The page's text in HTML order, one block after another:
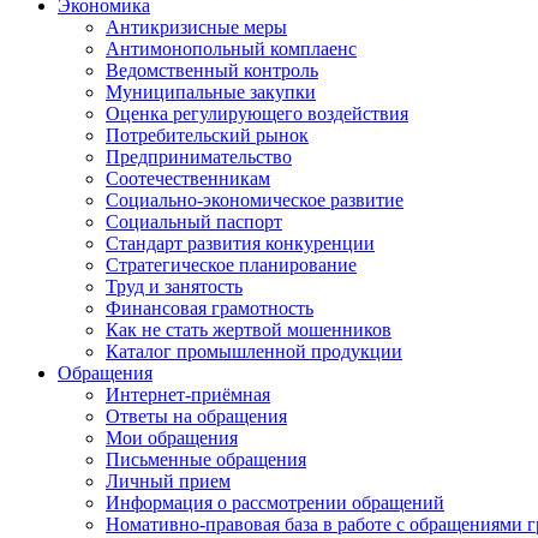
Экономика
Антикризисные меры
Антимонопольный комплаенс
Ведомственный контроль
Муниципальные закупки
Оценка регулирующего воздействия
Потребительский рынок
Предпринимательство
Соотечественникам
Социально-экономическое развитие
Социальный паспорт
Стандарт развития конкуренции
Стратегическое планирование
Труд и занятость
Финансовая грамотность
Как не стать жертвой мошенников
Каталог промышленной продукции
Обращения
Интернет-приёмная
Ответы на обращения
Мои обращения
Письменные обращения
Личный прием
Информация о рассмотрении обращений
Номативно-правовая база в работе с обращениями